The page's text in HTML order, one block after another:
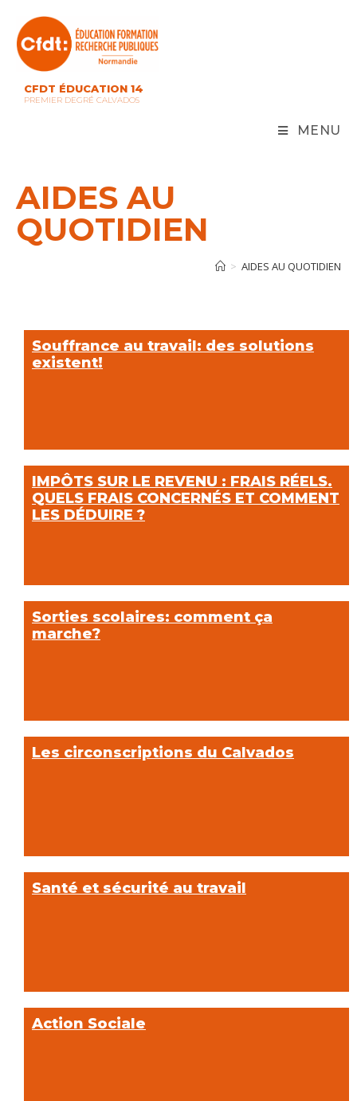
content
CFDT ÉDUCATION 14
PREMIER DEGRÉ CALVADOS
MENU
AIDES AU
QUOTIDIEN
> AIDES AU QUOTIDIEN
Souffrance au travail: des solutions
existent!
IMPÔTS SUR LE REVENU : FRAIS RÉELS.
QUELS FRAIS CONCERNÉS ET COMMENT
LES DÉDUIRE ?
Sorties scolaires: comment ça
marche?
Les circonscriptions du Calvados
Santé et sécurité au travail
Action Sociale